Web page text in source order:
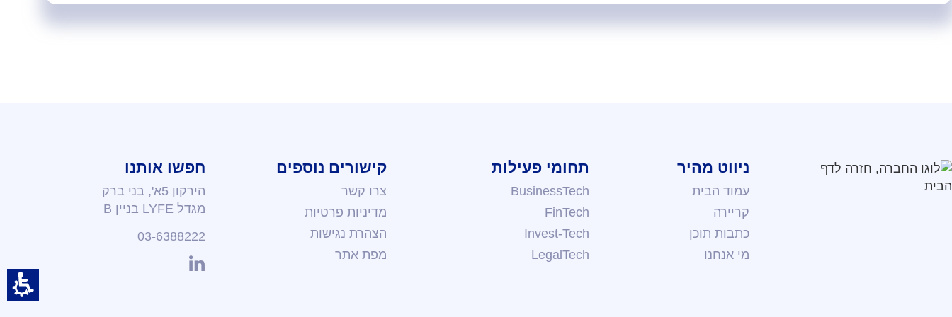
ניווט מהיר
עמוד הבית
קריירה
כתבות תוכן
מי אנחנו
תחומי פעילות
BusinessTech
FinTech
Invest-Tech
LegalTech
קישורים נוספים
צרו קשר
מדיניות פרטיות
הצהרת נגישות
מפת אתר
חפשו אותנו
הירקון 5א', בני ברק
מגדל LYFE
בניין B
03-6388222